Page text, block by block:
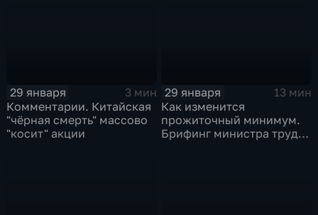
29 января
3 мин
Комментарии. Китайская
"чёрная смерть" массово
"косит" акции
29 января
13 мин
Как изменится
прожиточный минимум.
Брифинг министра труда